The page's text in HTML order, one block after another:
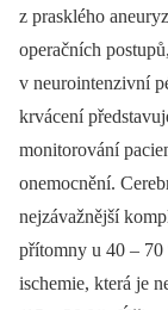
z prasklého
operačních
v neurointenzivní
krvácení
monitorování
onemocnění.
nejzávažnější
přítomny u 40 –⁠
ischemie, která je